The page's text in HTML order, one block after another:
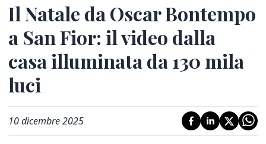
Il Natale da Oscar Bontempo
a San Fior: il video dalla
casa illuminata da 130 mila
luci
10 dicembre 2025